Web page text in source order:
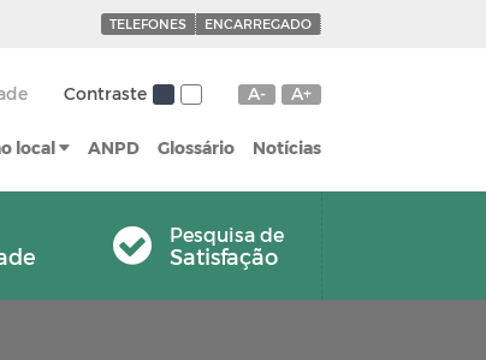
TELEFONES ENCARREGADO
A- A+
Contraste
local ANPD Glossário Notícias
Pesquisa de
Satisfação